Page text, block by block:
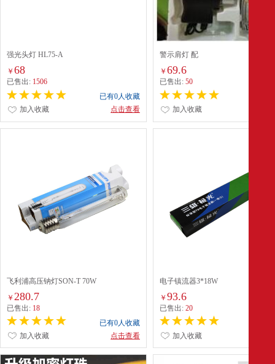
强光头灯 HL75-A
￥ 68
已售出: 1506
已有0人收藏
点击查看
加入收藏
警示肩灯 配
￥69.6
已售出:50
加入收藏
飞利浦高压钠灯SON-T 70W
￥ 280.7
已售出: 18
已有0人收藏
点击查看
加入收藏
电子镇流器3*18W
￥93.6
已售出:20
加入收藏